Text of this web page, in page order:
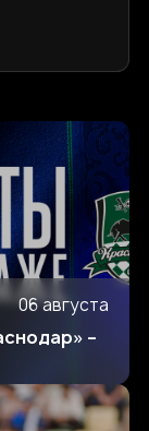
06 августа
–